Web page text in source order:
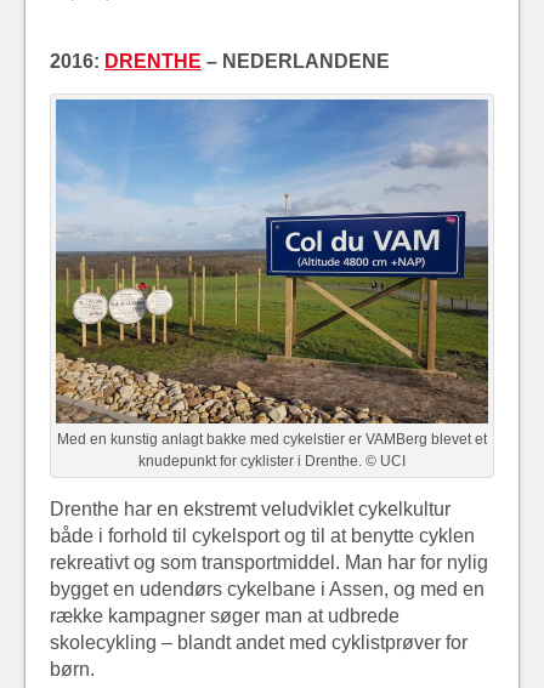
2016: DRENTHE – NEDERLANDENE
Med en kunstig anlagt bakke med cykelstier er VAMBerg blevet et
knudepunkt for cyklister i Drenthe. © UCI
Drenthe har en ekstremt veludviklet cykelkultur
både i forhold til cykelsport og til at benytte cyklen
rekreativt og som transportmiddel. Man har for nylig
bygget en udendørs cykelbane i Assen, og med en
række kampagner søger man at udbrede
skolecykling – blandt andet med cyklistprøver for
børn.